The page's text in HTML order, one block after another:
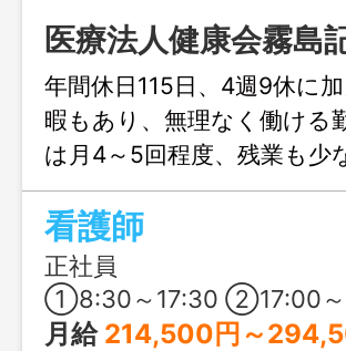
医療法人健康会霧島
年間休日115日、4週9休に
暇もあり、無理なく働ける
は月4～5回程度、残業も少
績や福利厚生も充実してお
ても長く安心して働ける職
看護師
正社員
①8:30～17:30 ②17:00～翌9:00 ＊1ヶ月単位の変形労働時間制 ＊交代制
月給 214,500円～294,500円 基本給：